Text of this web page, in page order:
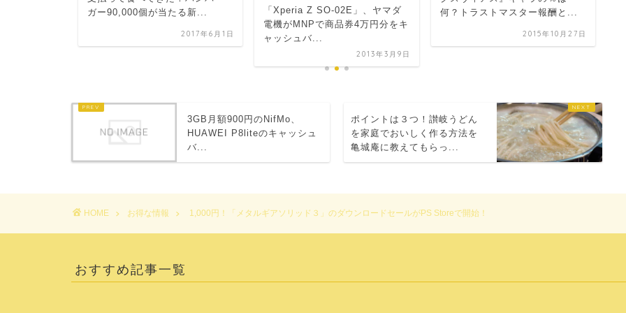
ガー90,000個が当たる新...
2017年6月1日
「Xperia Z SO-02E」、ヤマダ
電機がMNPで商品券4万円分をキ
ャッシュバ...
2013年3月9日
何？トラストマスター報酬と...
2015年10月27日
3GB月額900円のNifMo、
HUAWEI P8liteのキャッシュ
バ...
ポイントは３つ！讃岐うどん
を家庭でおいしく作る方法を
亀城庵に教えてもらっ...
HOME お得な情報 1,000円！「メタルギアソリッド３」のダウンロードセールがPS Storeで開始！
おすすめ記事一覧